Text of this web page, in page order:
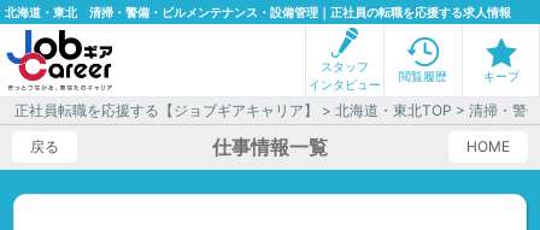
北海道・東北 清掃・警備・ビルメンテナンス・設備管理｜正社員の転職を応援する求人情報
スタッフ
インタビュー
閲覧履歴 キープ
正社員転職を応援する【ジョブギアキャリア】 >北海道・東北TOP > 清掃・警
戻る
HOME
仕事情報一覧